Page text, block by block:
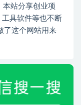
本站分享创业项
具软件等也不断
了这个网站用来